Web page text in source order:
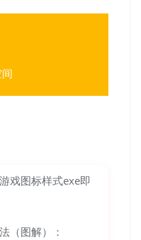
戏图标样式exe即
（图解）：